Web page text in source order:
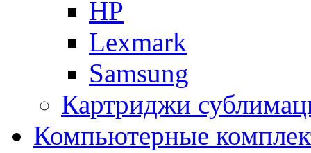
HP
Lexmark
Samsung
Картриджи
Компьютерные